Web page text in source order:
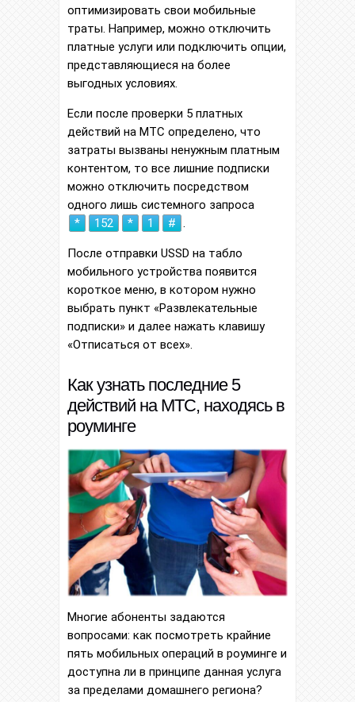
оптимизировать свои мобильные
траты. Например, можно отключить
платные услуги или подключить опции,
представляющиеся на более
выгодных условиях.
Если после проверки 5 платных
действий на МТС определено, что
затраты вызваны ненужным платным
контентом, то все лишние подписки
можно отключить посредством
одного лишь системного запроса
*
152 * 1 # .
После отправки USSD на табло
мобильного устройства появится
короткое меню, в котором нужно
выбрать пункт «Развлекательные
подписки» и далее нажать клавишу
«Отписаться от всех».
Как узнать последние 5
действий на МТС, находясь в
роуминге
Многие абоненты задаются
вопросами: как посмотреть крайние
пять мобильных операций в роуминге и
доступна ли в принципе данная услуга
за пределами домашнего региона?